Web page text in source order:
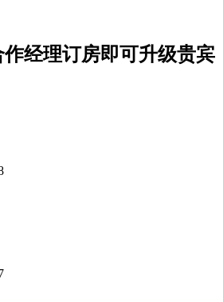
经理订房即可升级贵宾